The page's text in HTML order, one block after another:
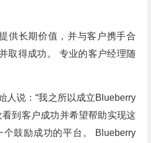
供长期价值，并与客户携手合
取得成功。 专业的客户经理随
人说：“我之所以成立Blueberry
到客户成功并希望帮助实现这
鼓励成功的平台。 Blueberry